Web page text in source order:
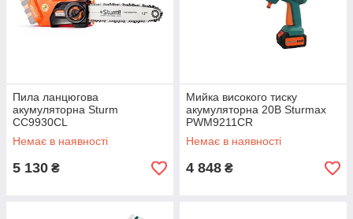
Пила ланцюгова
акумуляторна Sturm
CC9930CL
Немає в наявності
5 130 ₴
Мийка високого тиску
акумуляторна 20В Sturmax
PWM9211CR
Немає в наявності
4 848 ₴